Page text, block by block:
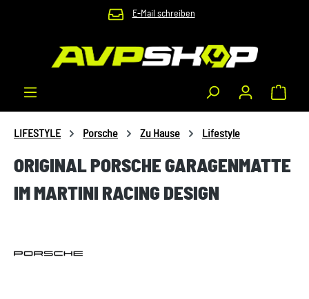
Zum Hauptinhalt springen E-Mail schreiben
LIFESTYLE Porsche Zu Hause Lifestyle
ORIGINAL PORSCHE GARAGENMATTE
IM MARTINI RACING DESIGN